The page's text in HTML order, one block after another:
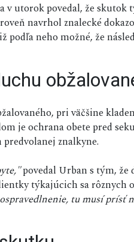
v utorok povedal, že skutok
navrhol znalecké
neho možné, že
pri väčšine
je ochrana obete pred
znalkyne.
povedal Urban s tým, že
týkajúcich sa rôznych
tu musí prísť